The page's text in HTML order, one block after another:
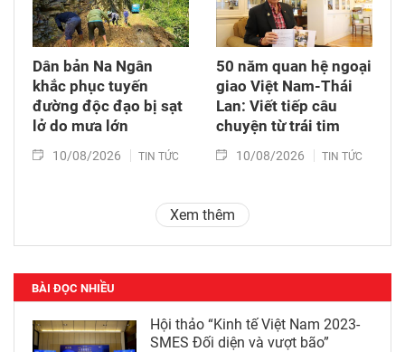
Dân bản Na Ngân
khắc phục tuyến
đường độc đạo bị sạt
lở do mưa lớn
10/08/2026 TIN TỨC
50 năm quan hệ ngoại
giao Việt Nam-Thái
Lan: Viết tiếp câu
chuyện từ trái tim
10/08/2026 TIN TỨC
Xem thêm
BÀI ĐỌC NHIỀU
Hội thảo “Kinh tế Việt Nam 2023-
SMES Đối diện và vượt bão”